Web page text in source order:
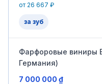
от 26 667 ₽
за зуб
Фарфоровые виниры
Германия)
7 000 000 ₫